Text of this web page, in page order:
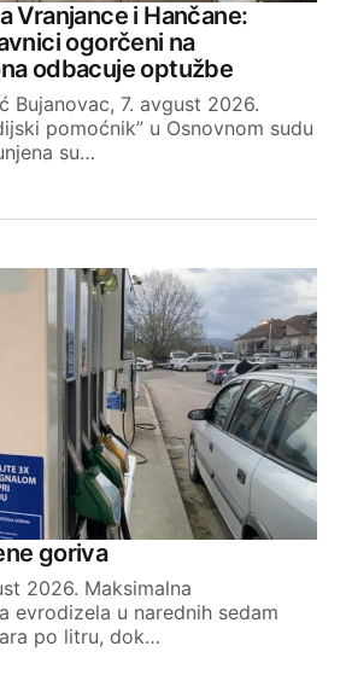
Vranjance i Hančane:
ogorčeni na
odbacuje optužbe
Bujanovac, 7. avgust 2026.
pomoćnik” u Osnovnom sudu
su…
goriva
2026. Maksimalna
evrodizela u narednih sedam
po litru, dok…